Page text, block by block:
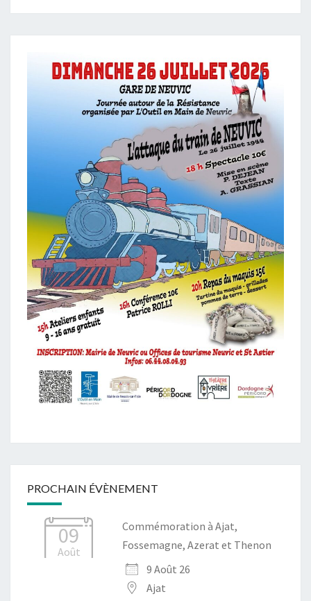
PROCHAIN ÉVÈNEMENT
09
Août
Commémoration à Ajat,
Fossemagne, Azerat et Thenon
9 Août 26
Ajat